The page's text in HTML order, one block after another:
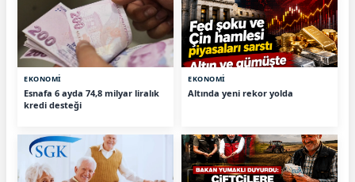
EKONOMİ
Esnafa 6 ayda 74,8 milyar liralık
kredi desteği
EKONOMİ
Altında yeni rekor yolda